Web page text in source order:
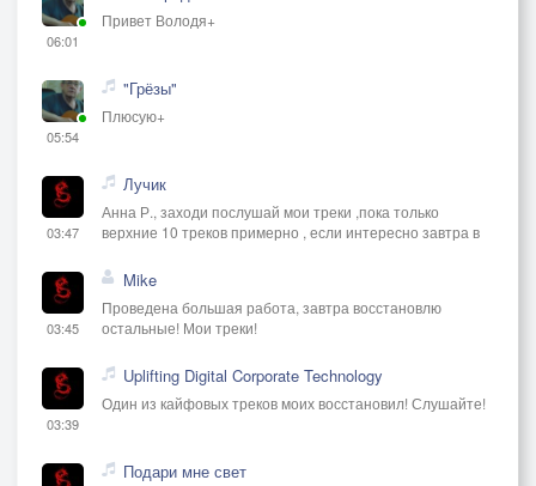
06:01
Привет Володя+
05:54
"Грёзы"
Плюсую+
03:47
Лучик
Анна Р., заходи послушай мои треки ,пока только
верхние 10 треков примерно , если интересно завтра в
03:45
Mike
Проведена большая работа, завтра восстановлю
остальные! Мои треки!
03:39
Uplifting Digital Corporate Technology
Один из кайфовых треков моих восстановил! Слушайте!
Подари мне свет